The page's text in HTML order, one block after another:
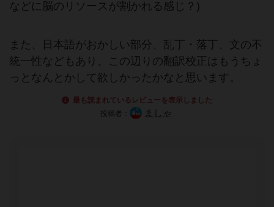
などに脳のリソースが割かれる感じ？)
また、日本語がおかしい部分、乱丁・落丁、文の不
統一性などもあり、この辺りの翻訳校正はもうちょ
っとなんとかして欲しかったかなと思います。
最も読まれているレビューを表示しました
投稿者：
ましゃ